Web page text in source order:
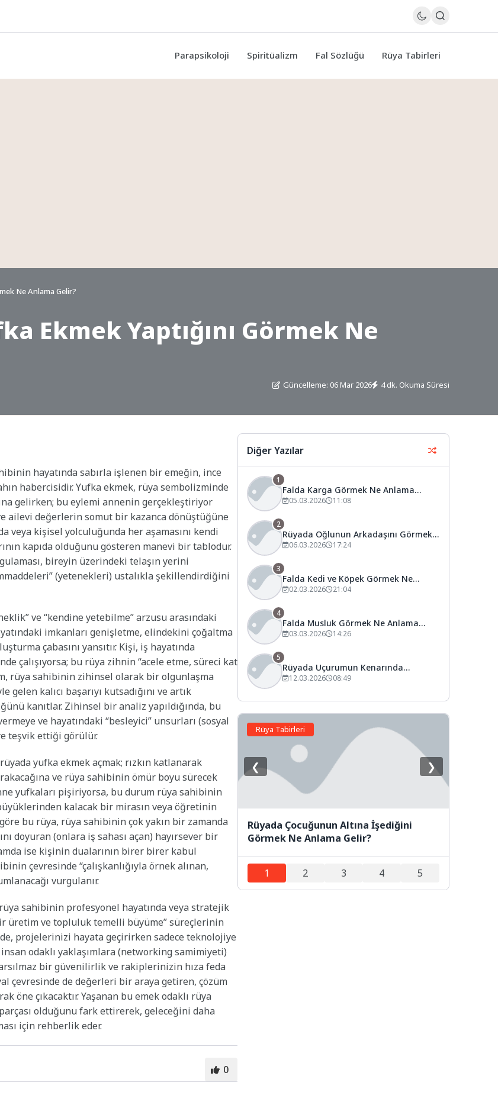
Parapsikoloji Spiritüalizm Fal Sözlüğü Rüya Tabirleri
Ne Anlama Gelir?
Ekmek Yaptığını Görmek Ne
Güncelleme: 06 Mar 2026 4 dk. Okuma Süresi
hayatında sabırla işlenen bir emeğin, ince
habercisidir. Yufka ekmek, rüya sembolizminde
gelirken; bu eylemi annenin gerçekleştiriyor
ailevi değerlerin somut bir kazanca dönüştüğüne
veya kişisel yolculuğunda her aşamasını kendi
kapıda olduğunu gösteren manevi bir tablodur.
bireyin üzerindeki telaşın yerini
(yetenekleri) ustalıkla şekillendirdiğini
ve “kendine yetebilme” arzusu arasındaki
imkanları genişletme, elindekini çoğaltma
çabasını yansıtır. Kişi, iş hayatında
çalışıyorsa; bu rüya zihnin “acele etme, süreci kat
rüya sahibinin zihinsel olarak bir olgunlaşma
kalıcı başarıyı kutsadığını ve artık
kanıtlar. Zihinsel bir analiz yapıldığında, bu
ve hayatındaki “besleyici” unsurları (sosyal
teşvik ettiği görülür.
yufka ekmek açmak; rızkın katlanarak
ve rüya sahibinin ömür boyu sürecek
yufkaları pişiriyorsa, bu durum rüya sahibinin
kalacak bir mirasın veya öğretinin
bu rüya, rüya sahibinin çok yakın bir zamanda
doyuran (onlara iş sahası açan) hayırsever bir
ise kişinin dualarının birer birer kabul
çevresinde “çalışkanlığıyla örnek alınan,
vurgulanır.
sahibinin profesyonel hayatında veya stratejik
üretim ve topluluk temelli büyüme” süreçlerinin
projelerinizi hayata geçirirken sadece teknolojiye
odaklı yaklaşımlara (networking samimiyeti)
bir güvenilirlik ve rakiplerinizin hıza feda
çevresinde de değerleri bir araya getiren, çözüm
öne çıkacaktır. Yaşanan bu emek odaklı rüya
olduğunu fark ettirerek, geleceğini daha
için rehberlik eder.
0
Diğer Yazılar
1
Falda Karga Görmek Ne Anlama
Gelir?
05.03.2026 11:08
2
Rüyada Oğlunun Arkadaşını Görmek
Ne Anlama Gelir?
06.03.2026 17:24
3
Falda Kedi ve Köpek Görmek Ne
Anlama Gelir?
02.03.2026 21:04
4
Falda Musluk Görmek Ne Anlama
Gelir?
03.03.2026 14:26
5
Rüyada Uçurumun Kenarında
Tutunmak Ne Anlama Gelir?
12.03.2026 08:49
Rüya Tabirleri
Rüyada Çocuğunun Altına İşediğini
Görmek Ne Anlama Gelir?
❮ ❯
1 2 3 4 5